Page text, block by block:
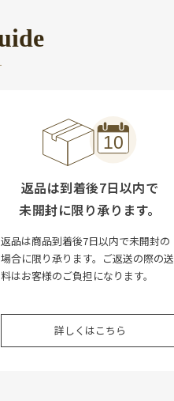
返品は到着後7日以内で
未開封に限り承ります。
返品は商品到着後7日以内で未開封の
場合に限り承ります。ご返送の際の送
料はお客様のご負担になります。
詳しくはこちら